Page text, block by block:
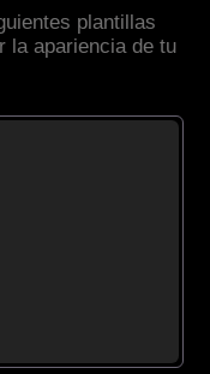
plantillas
la apariencia de tu